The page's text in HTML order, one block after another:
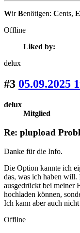
WirBenötigen: Cents, E
Offline
Liked by:
delux
#3 05.09.2025
delux
Mitglied
Re: plupload
Danke für die Info.
Die Option kannte ich
das, was ich haben will.
ausgedrückt bei meiner
hochladen können,
Ich kann aber auch
Offline